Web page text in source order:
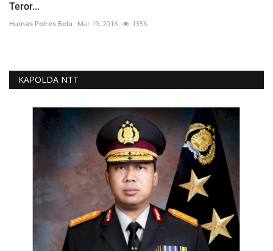
Teror...
Humas Polres Belu Mar 19, 2016 1356
KAPOLDA NTT